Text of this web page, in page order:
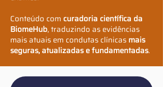
Conteúdo com curadoria científica da
BiomeHub, traduzindo as evidências
mais atuais em condutas clínicas mais
seguras, atualizadas e fundamentadas.